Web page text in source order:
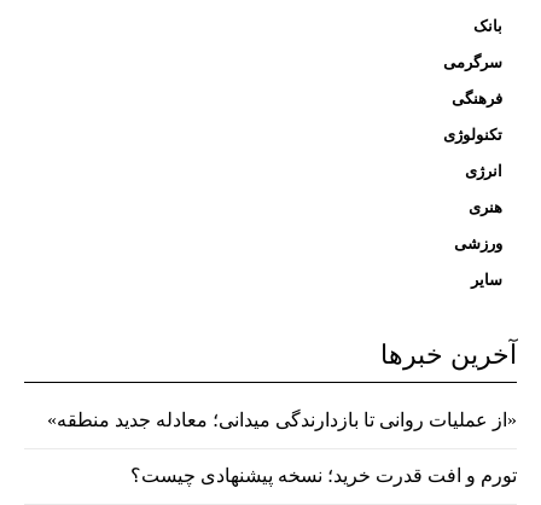
بانک
سرگرمی
فرهنگی
تکنولوژی
انرژی
هنری
ورزشی
سایر
آخرین خبرها
«از عملیات روانی تا بازدارندگی میدانی؛ معادله جدید منطقه»
تورم و افت قدرت خرید؛ نسخه پیشنهادی چیست؟